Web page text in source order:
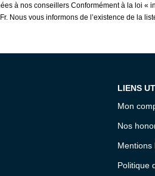
à nos conseillers Conformément à la loi
Nous vous informons de l’existence de la
LIENS
Mon
Nos
Mentions
Politique